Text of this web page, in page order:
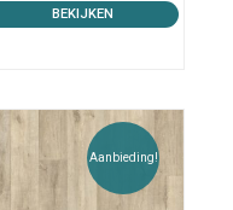
BEKIJKEN
Aanbieding!